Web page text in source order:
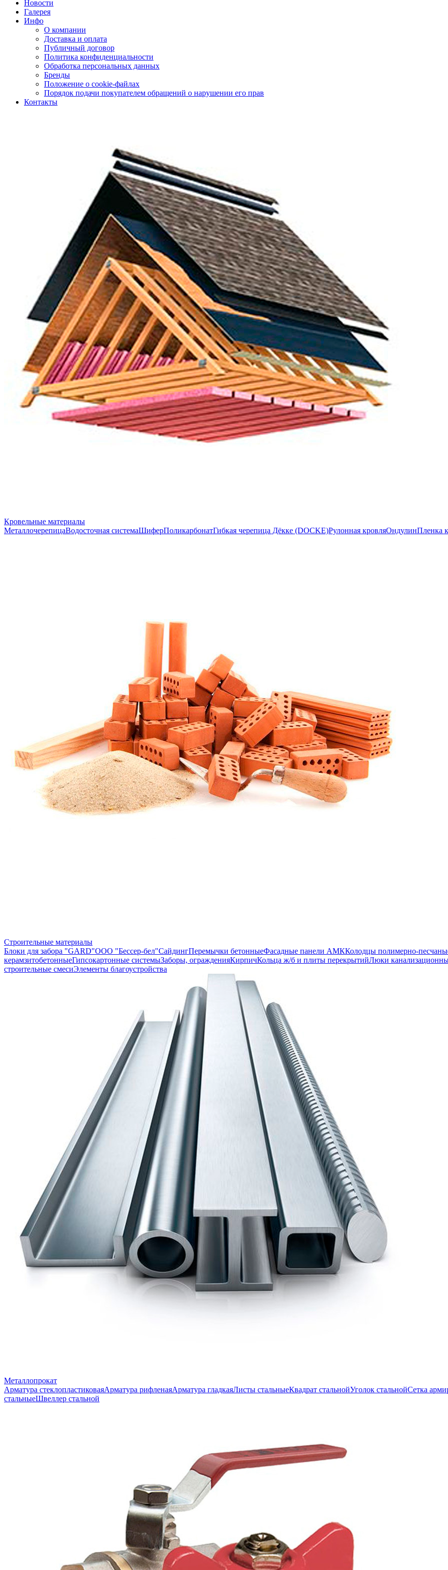
Новости
Галерея
Инфо
О компании
Доставка и оплата
Публичный договор
Политика конфиденциальности
Обработка персональных данных
Бренды
Положение о cookie-файлах
Порядок подачи покупателем обращений о нарушении его прав
Контакты
Кровельные материалы
МеталлочерепицаВодосточная системаШиферПоликарбонатГибкая черепица Дёкке (DOCKE)Рулонная кровляОндулинПленка
Строительные материалы
Блоки для забора "GARD"ООО "Бессер-бел"СайдингПеремычки бетонныеФасадные панели АМККолодцы полимерно-
керамзитобетонныеГипсокартонные системыЗаборы, огражденияКирпичКольца ж/б и плиты перекрытийЛюки
строительные смесиЭлементы благоустройства
Металлопрокат
Арматура стеклопластиковаяАрматура рифленаяАрматура гладкаяЛисты стальныеКвадрат стальнойУголок стальнойСетка
стальныеШвеллер стальной